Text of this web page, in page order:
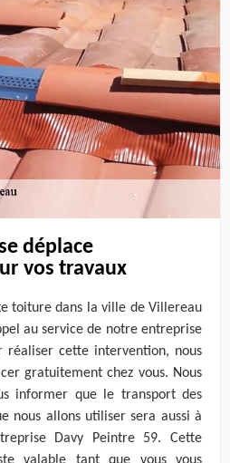
déplace
vos travaux
toiture dans la ville de Villereau
au service de notre entreprise
réaliser cette intervention, nous
gratuitement chez vous. Nous
informer que le transport des
nous allons utiliser sera aussi à
Davy Peintre 59. Cette